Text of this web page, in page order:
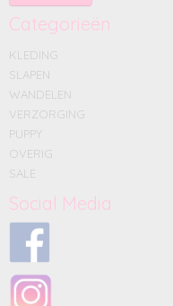
Categorieën
KLEDING
SLAPEN
WANDELEN
VERZORGING
PUPPY
OVERIG
SALE
Social Media